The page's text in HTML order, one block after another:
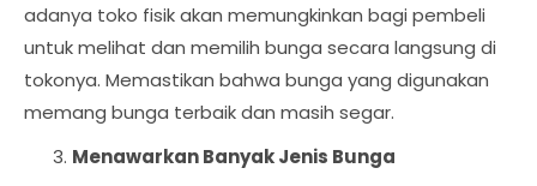
adanya toko fisik akan memungkinkan bagi pembeli
untuk melihat dan memilih bunga secara langsung di
tokonya. Memastikan bahwa bunga yang digunakan
memang bunga terbaik dan masih segar.
Menawarkan Banyak Jenis Bunga